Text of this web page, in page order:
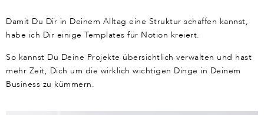
Damit Du Dir in Deinem Alltag eine Struktur schaffen kannst,
habe ich Dir einige Templates für Notion kreiert.
So kannst Du Deine Projekte übersichtlich verwalten und hast
mehr Zeit, Dich um die wirklich wichtigen Dinge in Deinem
Business zu kümmern.